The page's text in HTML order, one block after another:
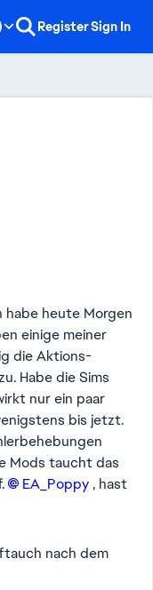
RegisterSign In
habe heute Morgen
einige meiner
die Aktions-
Habe die Sims
nur ein paar
bis jetzt.
Mods taucht das
EA_Poppy​, hast
nach dem